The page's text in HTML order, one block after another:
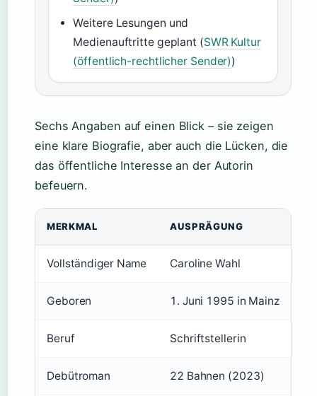
Weitere Lesungen und
Medienauftritte geplant (SWR Kultur
(öffentlich-rechtlicher Sender))
Sechs Angaben auf einen Blick – sie zeigen
eine klare Biografie, aber auch die Lücken, die
das öffentliche Interesse an der Autorin
befeuern.
MERKMAL AUSPRÄGUNG
Vollständiger Name Caroline Wahl
Geboren 1. Juni 1995 in Mainz
Beruf Schriftstellerin
Debütroman 22 Bahnen (2023)